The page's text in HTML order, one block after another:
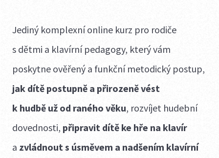
Jediný komplexní online kurz pro rodiče
s dětmi a klavírní pedagogy, který vám
poskytne ověřený a funkční metodický postup,
jak dítě postupně a přirozeně vést
k hudbě už od raného věku, rozvíjet hudební
dovednosti, připravit dítě ke hře na klavír
a zvládnout s úsměvem a nadšením klavírní